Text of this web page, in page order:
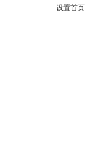
设置首页 -